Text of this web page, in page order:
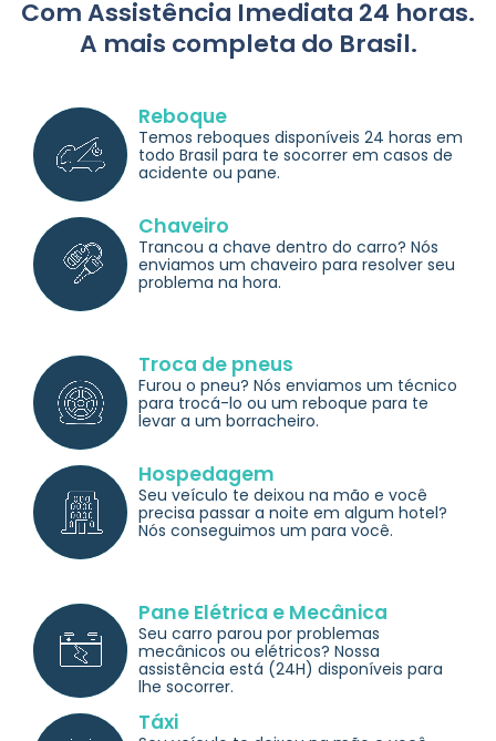
Com Assistência Imediata 24 horas.
A mais completa do Brasil.
Reboque
Temos reboques disponíveis 24 horas em
todo Brasil para te socorrer em casos de
acidente ou pane.
Chaveiro
Trancou a chave dentro do carro? Nós
enviamos um chaveiro para resolver seu
problema na hora.
Troca de pneus
Furou o pneu? Nós enviamos um técnico
para trocá-lo ou um reboque para te
levar a um borracheiro.
Hospedagem
Seu veículo te deixou na mão e você
precisa passar a noite em algum hotel?
Nós conseguimos um para você.
Pane Elétrica e Mecânica
Seu carro parou por problemas
mecânicos ou elétricos? Nossa
assistência está (24H) disponíveis para
lhe socorrer.
Táxi